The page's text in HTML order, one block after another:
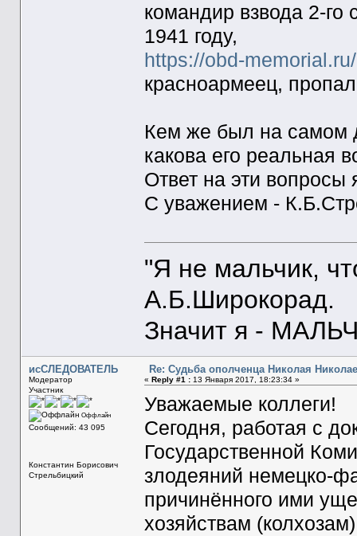
командир взвода 2-го
1941 году,
https://obd-
красноармеец,
Кем же был на самом
какова его реальная
Ответ на эти вопросы
С уважением -
"Я не мальчик,
А.Б.Широкорад.
Значит я -
исСЛЕДОВАТЕЛЬ
Модератор
Участник
Оффлайн
Сообщений: 43 095
Константин Борисович
Стрельбицкий
Re: Судьба ополченца Николая
« Reply #1 :13 Января 2017, 18:23:34 »
Уважаемые коллеги!
Сегодня, работая с
Государственной
злодеяний немецко-
причинённого ими
хозяйствам